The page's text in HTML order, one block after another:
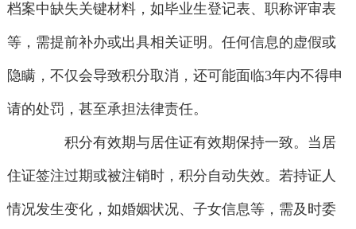
档案中缺失关键材料，如毕业生登记表、职称评审表
等，需提前补办或出具相关证明。任何信息的虚假或
隐瞒，不仅会导致积分取消，还可能面临3年内不得申
请的处罚，甚至承担法律责任。
积分有效期与居住证有效期保持一致。当居
住证签注过期或被注销时，积分自动失效。若持证人
情况发生变化，如婚姻状况、子女信息等，需及时委